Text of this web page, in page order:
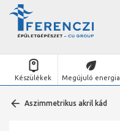
Készülékek Megújuló energia
Aszimmetrikus akril kád